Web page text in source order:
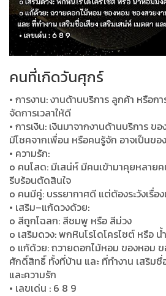
คนที่เกิดวันศุกร์
• การงาน: งานด้านบริการ ลูกค้า หรือ
จัดการเวลาให้ดี
• การเงิน: เงินมาจากงานด้านบริการ ข
มีโชคจากเพื่อน หรือคนรู้จัก อาจเป็นข
• ความรัก:
o คนโสด: มีเสน่ห์ มีคนเข้ามาคุยหลาย
รีบร้อนตัดสินใจ
o คนมีคู่: บรรยากาศดี แต่ต้องระวังเรื่อ
• เสริม–แก้ดวงด้วย:
o สีถูกโฉลก: สีชมพู หรือ สีม่วง
o เสริมดวง: พกหินโรโดโครไซต์ หรือ
o แก้ด้วย: ถวายดอกไม้หอม ของหอม
ศักดิ์สิทธิ์ ทั้งที่บ้าน และ ที่ทำงาน เสริมชื่
และความรัก
• เลขเด่น : 6 8 9